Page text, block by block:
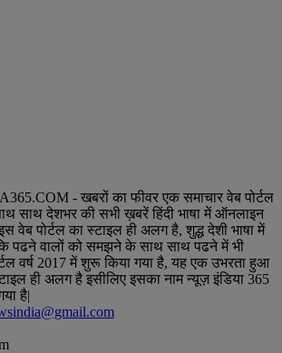
- खबरों का फीवर एक समाचार वेब पोर्टल
साथ देशभर की सभी ख़बरें हिंदी भाषा में ऑनलाइन
वेब पोर्टल का स्टाइल ही अलग है, शुद्ध देशी भाषा में
पढने वालों को समझने के साथ साथ पढने में भी
वर्ष 2017 में शुरू किया गया है, यह एक उभरता हुआ
ही अलग है इसीलिए इसका नाम न्यूज़ इंडिया 365
है|